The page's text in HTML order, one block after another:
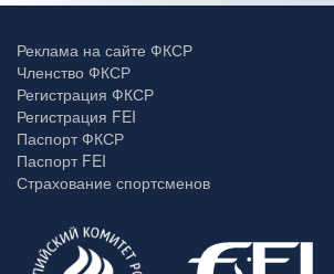
Реклама на сайте ФКСР
Членство ФКСР
Регистрация ФКСР
Регистрация FEI
Паспорт ФКСР
Паспорт FEI
Страхование спортсменов